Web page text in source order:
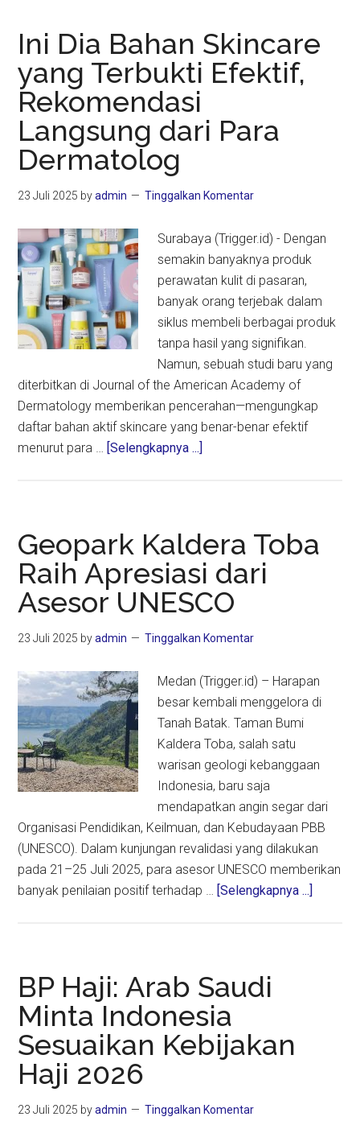
Ini Dia Bahan Skincare
yang Terbukti Efektif,
Rekomendasi
Langsung dari Para
Dermatolog
23 Juli 2025 byadmin Tinggalkan Komentar
Surabaya (Trigger.id) - Dengan
semakin banyaknya produk
perawatan kulit di pasaran,
banyak orang terjebak dalam
siklus membeli berbagai produk
tanpa hasil yang signifikan.
Namun, sebuah studi baru yang
diterbitkan di Journal of the American Academy of
Dermatology memberikan pencerahan—mengungkap
daftar bahan aktif skincare yang benar-benar efektif
menurut para … [Selengkapnya ...]
yang
Terbukti
Efektif,
Rekomendasi
Langsung
Para
Dermatolog
Geopark Kaldera Toba
Raih Apresiasi dari
Asesor UNESCO
23 Juli 2025 byadmin Tinggalkan Komentar
Medan (Trigger.id) – Harapan
besar kembali menggelora di
Tanah Batak. Taman Bumi
Kaldera Toba, salah satu
warisan geologi kebanggaan
Indonesia, baru saja
mendapatkan angin segar dari
Organisasi Pendidikan, Keilmuan, dan Kebudayaan PBB
(UNESCO). Dalam kunjungan revalidasi yang dilakukan
pada 21–25 Juli 2025, para asesor UNESCO memberikan
banyak penilaian positif terhadap … [Selengkapnya ...]
BP Haji: Arab Saudi
Minta Indonesia
Sesuaikan Kebijakan
Haji 2026
23 Juli 2025 byadmin Tinggalkan Komentar